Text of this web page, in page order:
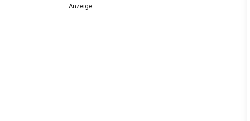
Anzeige